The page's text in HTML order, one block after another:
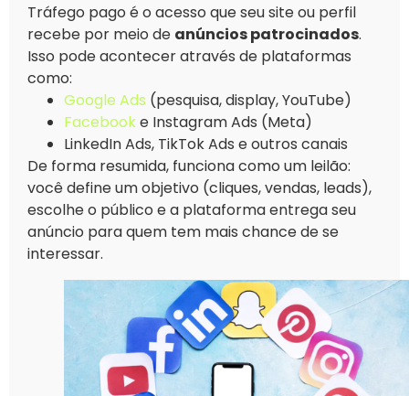
Tráfego pago é o acesso que seu site ou perfil
recebe por meio de anúncios patrocinados.
Isso pode acontecer através de plataformas
como:
Google Ads (pesquisa, display, YouTube)
Facebooke Instagram Ads (Meta)
LinkedIn Ads, TikTok Ads e outros canais
De forma resumida, funciona como um leilão:
você define um objetivo (cliques, vendas, leads),
escolhe o público e a plataforma entrega seu
anúncio para quem tem mais chance de se
interessar.